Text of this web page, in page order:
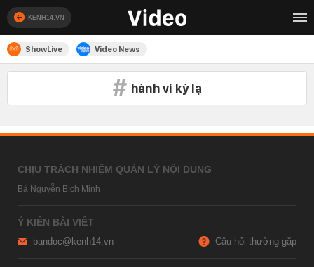
KENH14.VN
ShowLive Video News
hành vi kỳ lạ
CHỊU TRÁCH NHIỆM QUẢN LÝ NỘI DUNG
Bà Nguyễn Bích Minh
Ý KIẾN BÀI VIẾT
bandoc@kenh14.vn Câu hỏi thường gặp